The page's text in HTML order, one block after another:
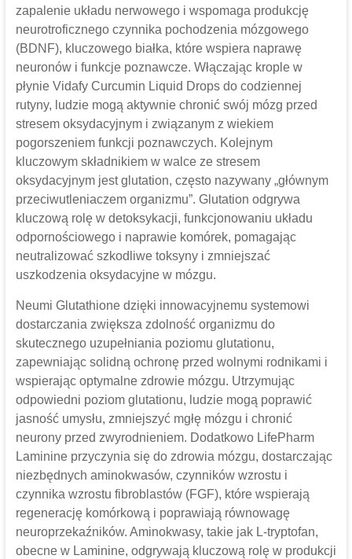
zapalenie układu nerwowego i wspomaga produkcję
neurotroficznego czynnika pochodzenia mózgowego
(BDNF), kluczowego białka, które wspiera naprawę
neuronów i funkcje poznawcze. Włączając krople w
płynie Vidafy Curcumin Liquid Drops do codziennej
rutyny, ludzie mogą aktywnie chronić swój mózg przed
stresem oksydacyjnym i związanym z wiekiem
pogorszeniem funkcji poznawczych. Kolejnym
kluczowym składnikiem w walce ze stresem
oksydacyjnym jest glutation, często nazywany „głównym
przeciwutleniaczem organizmu”. Glutation odgrywa
kluczową rolę w detoksykacji, funkcjonowaniu układu
odpornościowego i naprawie komórek, pomagając
neutralizować szkodliwe toksyny i zmniejszać
uszkodzenia oksydacyjne w mózgu.
Neumi Glutathione dzięki innowacyjnemu systemowi
dostarczania zwiększa zdolność organizmu do
skutecznego uzupełniania poziomu glutationu,
zapewniając solidną ochronę przed wolnymi rodnikami i
wspierając optymalne zdrowie mózgu. Utrzymując
odpowiedni poziom glutationu, ludzie mogą poprawić
jasność umysłu, zmniejszyć mgłę mózgu i chronić
neurony przed zwyrodnieniem. Dodatkowo LifePharm
Laminine przyczynia się do zdrowia mózgu, dostarczając
niezbędnych aminokwasów, czynników wzrostu i
czynnika wzrostu fibroblastów (FGF), które wspierają
regenerację komórkową i poprawiają równowagę
neuroprzekaźników. Aminokwasy, takie jak L-tryptofan,
obecne w Laminine, odgrywają kluczową rolę w produkcji